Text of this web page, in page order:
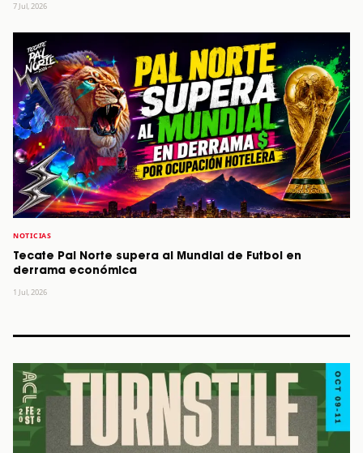
7 Jul, 2026
NOTICIAS
Tecate Pal Norte supera al Mundial de Futbol en
derrama económica
1 Jul, 2026